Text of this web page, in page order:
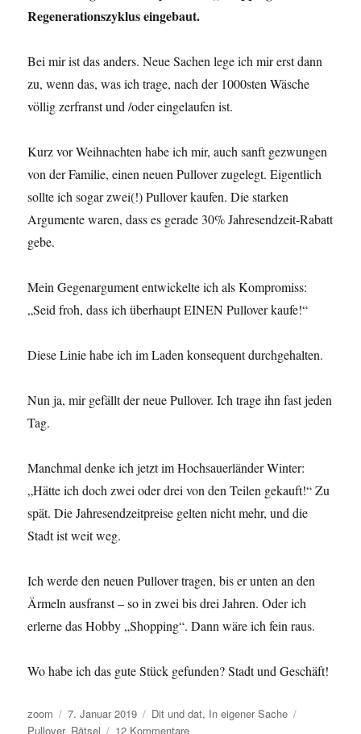
Regenerationszyklus eingebaut.
Bei mir ist das anders. Neue Sachen lege ich mir erst dann
zu, wenn das, was ich trage, nach der 1000sten Wäsche
völlig zerfranst und /oder eingelaufen ist.
Kurz vor Weihnachten habe ich mir, auch sanft gezwungen
von der Familie, einen neuen Pullover zugelegt. Eigentlich
sollte ich sogar zwei(!) Pullover kaufen. Die starken
Argumente waren, dass es gerade 30% Jahresendzeit-Rabatt
gebe.
Mein Gegenargument entwickelte ich als Kompromiss:
„Seid froh, dass ich überhaupt EINEN Pullover kaufe!“
Diese Linie habe ich im Laden konsequent durchgehalten.
Nun ja, mir gefällt der neue Pullover. Ich trage ihn fast jeden
Tag.
Manchmal denke ich jetzt im Hochsauerländer Winter:
„Hätte ich doch zwei oder drei von den Teilen gekauft!“ Zu
spät. Die Jahresendzeitpreise gelten nicht mehr, und die
Stadt ist weit weg.
Ich werde den neuen Pullover tragen, bis er unten an den
Ärmeln ausfranst – so in zwei bis drei Jahren. Oder ich
erlerne das Hobby „Shopping“. Dann wäre ich fein raus.
Wo habe ich das gute Stück gefunden? Stadt und Geschäft!
Autor
zoom
Veröffentlicht
am
7. Januar 2019 Kategorien
Dit und dat, In eigener Sache
Pullover, Rätsel 12 Kommentarezu